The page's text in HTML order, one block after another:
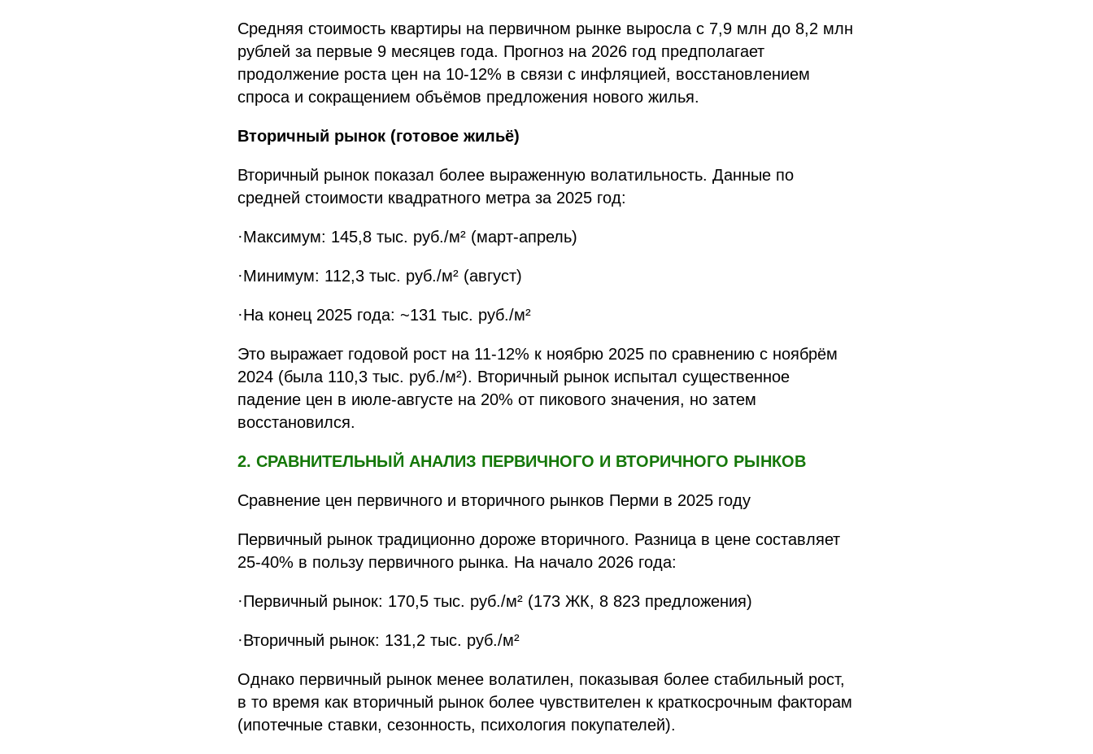
Средняя стоимость квартиры на первичном рынке выросла с 7,9 млн до 8,2 млн
рублей за первые 9 месяцев года. Прогноз на 2026 год предполагает
продолжение роста цен на 10-12% в связи с инфляцией, восстановлением
спроса и сокращением объёмов предложения нового жилья.
Вторичный рынок (готовое жильё)
Вторичный рынок показал более выраженную волатильность. Данные по
средней стоимости квадратного метра за 2025 год:
·Максимум: 145,8 тыс. руб./м² (март-апрель)
·Минимум: 112,3 тыс. руб./м² (август)
·На конец 2025 года: ~131 тыс. руб./м²
Это выражает годовой рост на 11-12% к ноябрю 2025 по сравнению с ноябрём
2024 (была 110,3 тыс. руб./м²). Вторичный рынок испытал существенное
падение цен в июле-августе на 20% от пикового значения, но затем
восстановился.
2. СРАВНИТЕЛЬНЫЙ АНАЛИЗ ПЕРВИЧНОГО И ВТОРИЧНОГО РЫНКОВ
Сравнение цен первичного и вторичного рынков Перми в 2025 году
Первичный рынок традиционно дороже вторичного. Разница в цене составляет
25-40% в пользу первичного рынка. На начало 2026 года:
·Первичный рынок: 170,5 тыс. руб./м² (173 ЖК, 8 823 предложения)
·Вторичный рынок: 131,2 тыс. руб./м²
Однако первичный рынок менее волатилен, показывая более стабильный рост,
в то время как вторичный рынок более чувствителен к краткосрочным факторам
(ипотечные ставки, сезонность, психология покупателей).